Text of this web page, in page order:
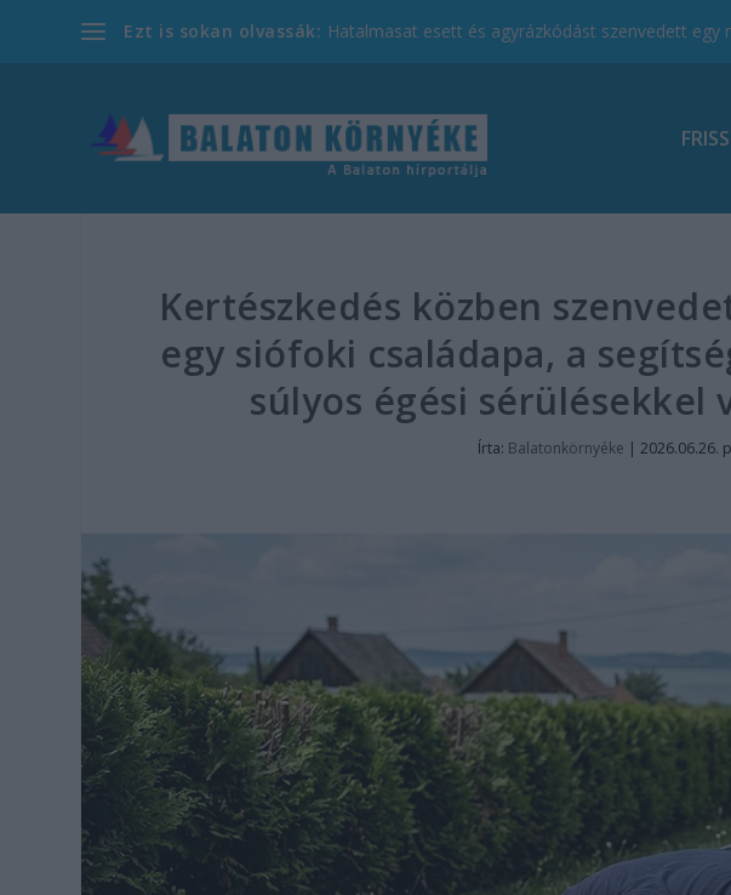
Ezt is sokan olvassák: Hatalmasat esett és agyrázkódást szenvedett egy
FRISS
Kertészkedés közben
egy siófoki családapa, a
súlyos égési sérülésekkel
Írta: Balatonkörnyéke |2026.06.26.